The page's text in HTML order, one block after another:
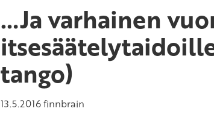
…Ja varhainen
tango)
13.5.2016finnbrain